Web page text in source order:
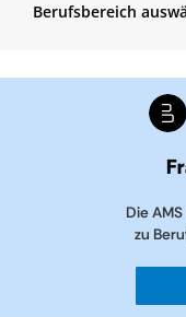
Berufsbereich
Die
zu